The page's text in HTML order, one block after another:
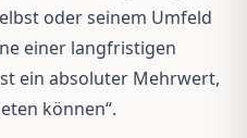
oder seinem Umfeld
einer langfristigen
ein absoluter Mehrwert,
können“.